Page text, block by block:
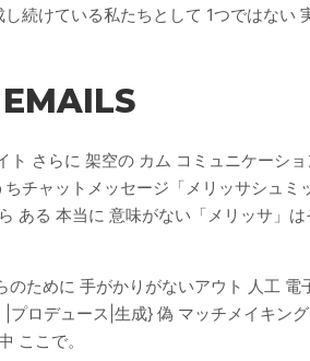
続けている私たちとして 1つではない
さらに 架空の カム コミュニケーシ
チャットメッセージ「メリッサシュ
ある 本当に 意味がない「メリッサ」
ために 手がかりがないアウト 人工
ロデュース|生成} 偽 マッチメイキン
ここで。